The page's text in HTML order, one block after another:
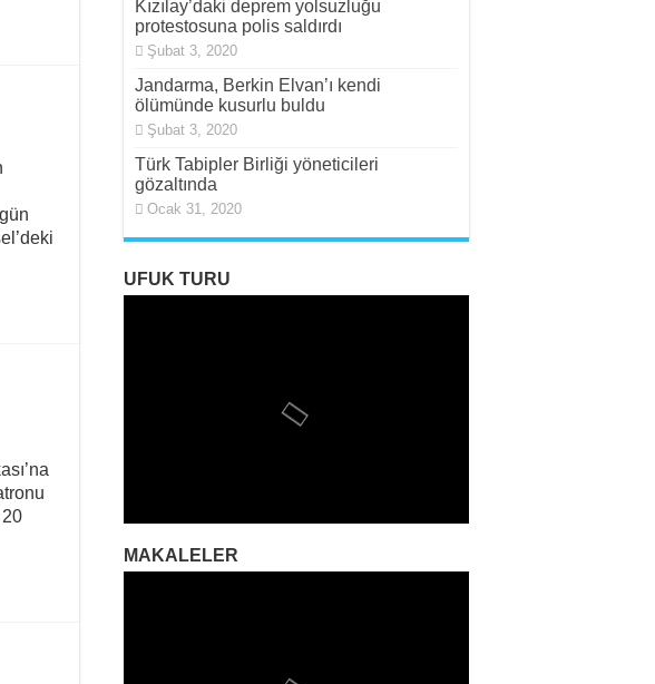
20
Kızılay’daki deprem yolsuzluğu
protestosuna polis saldırdı
Şubat 3, 2020
Jandarma, Berkin Elvan’ı kendi
ölümünde kusurlu buldu
Şubat 3, 2020
Türk Tabipler Birliği yöneticileri
gözaltında
Ocak 31, 2020
UFUK TURU
MAKALELER